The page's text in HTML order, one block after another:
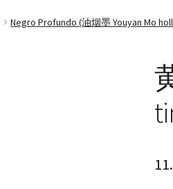
Negro Profundo (油烟墨 Youyan Mo